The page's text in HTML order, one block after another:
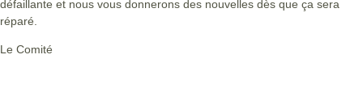
défaillante et nous vous donnerons des nouvelles dès que ça sera
réparé.
Le Comité